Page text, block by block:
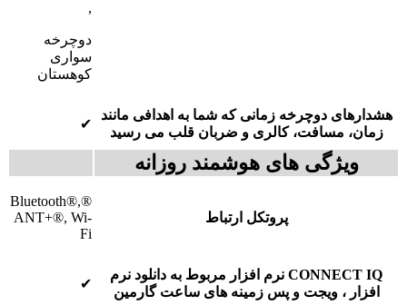
,
دوچرخه
سواری
کوهستان
هشدارهای دوچرخهزمانی که شما به اهدافی مانند
زمان، مسافت، کالری و ضربان قلب می رسید
✔
ویژگی های هوشمند روزانه
پروتکل ارتباط
®Bluetooth®,
ANT+®, Wi-
Fi
CONNECT IQ نرم افزار مربوط به دانلود نرم
افزار ، ویجت و پس زمینه های ساعت گارمین
✔